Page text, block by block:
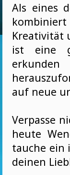
Als eines
Kreativität
ist eine
auf neue
Verpasse
heute
tauche ein
deinen